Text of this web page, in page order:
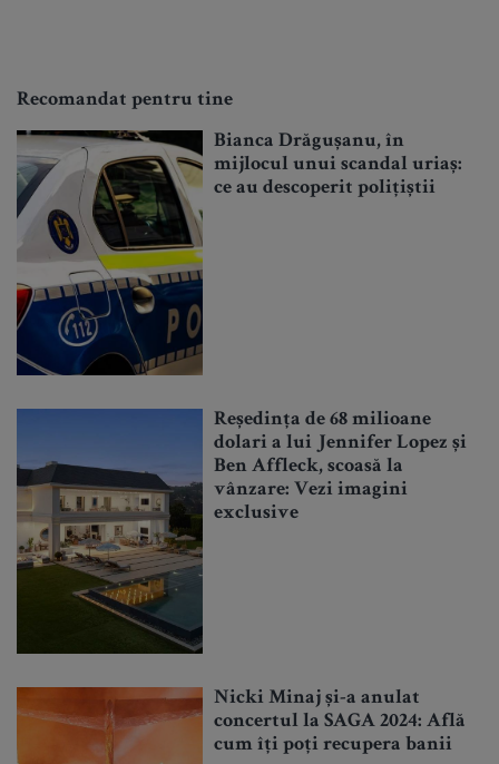
Recomandat pentru tine
Bianca Drăgușanu, în
mijlocul unui scandal uriaș:
ce au descoperit polițiștii
Reședința de 68 milioane
dolari a lui Jennifer Lopez și
Ben Affleck, scoasă la
vânzare: Vezi imagini
exclusive
Nicki Minaj și-a anulat
concertul la SAGA 2024: Află
cum îți poți recupera banii